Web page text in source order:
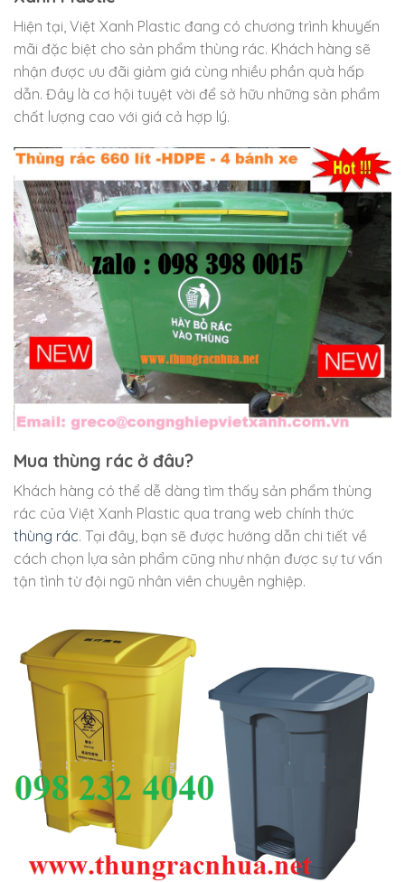
Hiện tại, Việt Xanh Plastic đang có chương trình khuyến
mãi đặc biệt cho sản phẩm thùng rác. Khách hàng sẽ
nhận được ưu đãi giảm giá cùng nhiều phần quà hấp
dẫn. Đây là cơ hội tuyệt vời để sở hữu những sản phẩm
chất lượng cao với giá cả hợp lý.
Mua thùng rác ở đâu?
Khách hàng có thể dễ dàng tìm thấy sản phẩm thùng
rác của Việt Xanh Plastic qua trang web chính thức
thùng rác. Tại đây, bạn sẽ được hướng dẫn chi tiết về
cách chọn lựa sản phẩm cũng như nhận được sự tư vấn
tận tình từ đội ngũ nhân viên chuyên nghiệp.